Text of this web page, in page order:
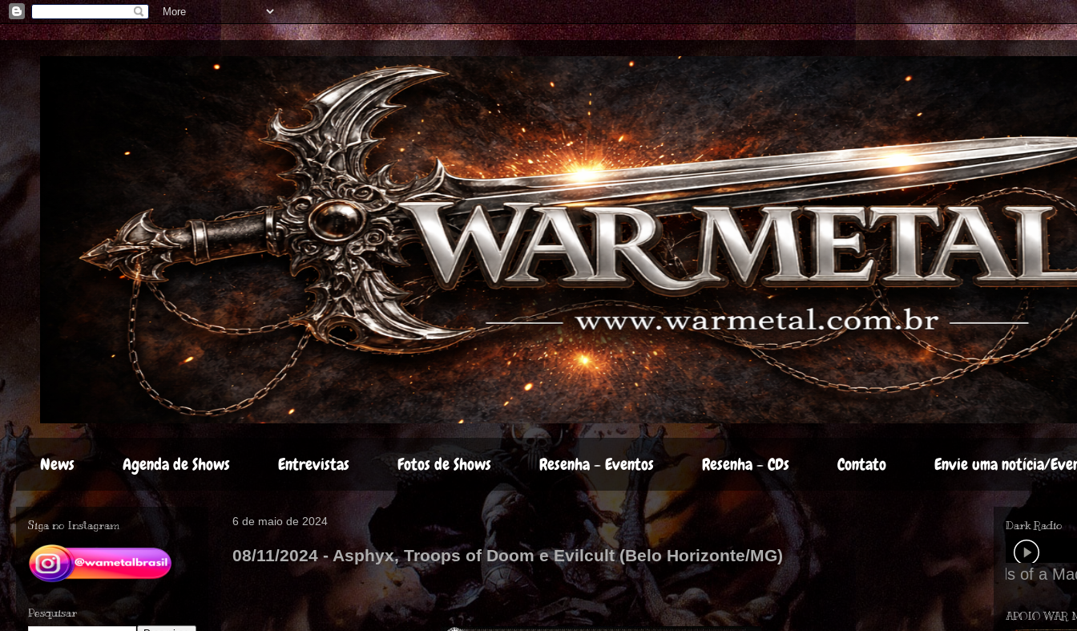
News Agenda de Shows Entrevistas Fotos de Shows Resenha - Eventos Resenha - CDs Contato Envie uma notícia/
6 de maio de 2024
08/11/2024 - Asphyx, Troops of Doom e Evilcult (Belo Horizonte/MG)
Siga no Instagram
Pesquisar
Dark Radio
APOIO WAR